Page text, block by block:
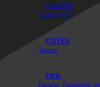
COETIC
Comitê de TI
COTES
Tesouro
DER